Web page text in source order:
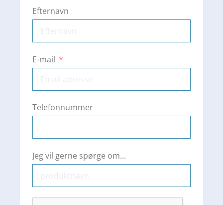
Efternavn
E-mail
Telefonnummer
Jeg vil gerne spørge om...